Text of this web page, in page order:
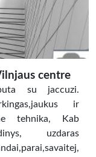
centre
su jaccuzi.
ir
tehnika, Kab
uzdaras